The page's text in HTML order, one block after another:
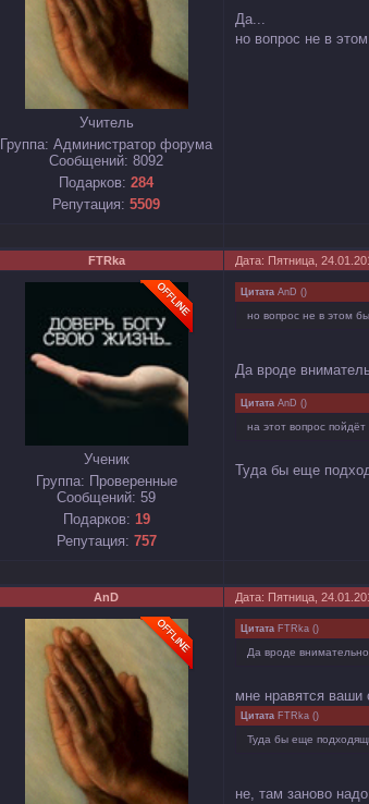
Учитель
Группа: Администратор форума
Сообщений: 8092
Подарков: 284
Репутация: 5509
Да...
но вопрос не в
FTRka Дата: Пятница,
Ученик
Группа: Проверенные
Сообщений: 59
Подарков: 19
Репутация: 757
Цитата AnD ()
но вопрос не в этом
Да вроде
Цитата AnD ()
на этот вопрос
Туда бы еще
AnD Дата: Пятница,
Цитата FTRka ()
Да вроде
мне нравятся ваши
Цитата FTRka ()
Туда бы еще
не, там заново